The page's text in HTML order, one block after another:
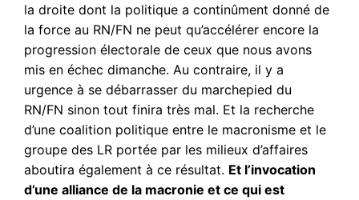
la droite dont la politique a continûment donné de
la force au RN/FN ne peut qu’accélérer encore la
progression électorale de ceux que nous avons
mis en échec dimanche. Au contraire, il y a
urgence à se débarrasser du marchepied du
RN/FN sinon tout finira très mal. Et la recherche
d’une coalition politique entre le macronisme et le
groupe des LR portée par les milieux d’affaires
aboutira également à ce résultat. Et l’invocation
d’une alliance de la macronie et ce qui est